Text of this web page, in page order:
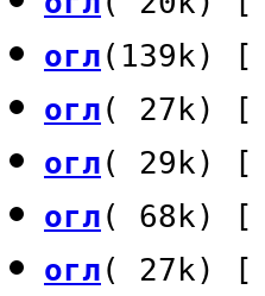
огл
огл(
огл(
огл(
огл(